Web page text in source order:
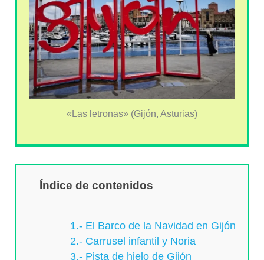
«Las letronas» (Gijón, Asturias)
Índice de contenidos
1.- El Barco de la Navidad en Gijón
2.- Carrusel infantil y Noria
3.- Pista de hielo de Gijón